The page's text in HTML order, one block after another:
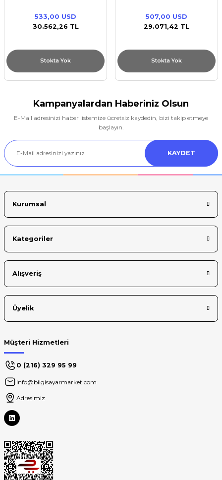
533,00 USD
30.562,26 TL
Stokta Yok
507,00 USD
29.071,42 TL
Stokta Yok
Kampanyalardan Haberiniz Olsun
E-Mail adresinizi haber listemize ücretsiz kaydedin, bizi takip etmeye
başlayın.
KAYDET
Kurumsal
Kategoriler
Alışveriş
Üyelik
Müşteri Hizmetleri
0 (216) 329 95 99
info@bilgisayarmarket.com
Adresimiz